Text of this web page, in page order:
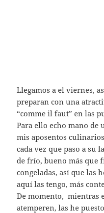
Llegamos a el viernes,
preparan con una
“comme il faut” en las
Para ello echo mano de
mis aposentos
cada vez que paso a su
de frío, bueno más que
congeladas, así que las
aquí las tengo, más
De momento, mientras
atemperen, las he